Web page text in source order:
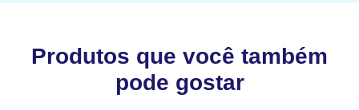
Produtos que você também
pode gostar